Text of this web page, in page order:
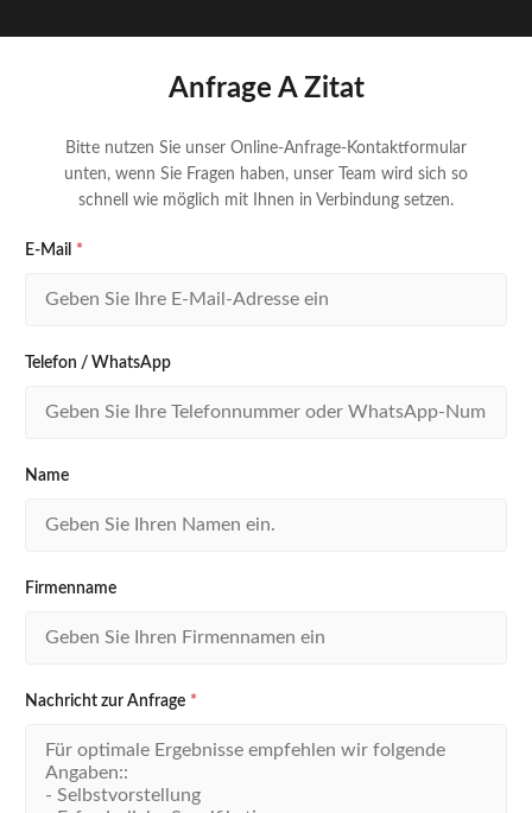
Anfrage A Zitat
Bitte nutzen Sie unser Online-Anfrage-Kontaktformular
unten, wenn Sie Fragen haben, unser Team wird sich so
schnell wie möglich mit Ihnen in Verbindung setzen.
E-Mail *
Telefon / WhatsApp
Name
Firmenname
Nachricht zur Anfrage *